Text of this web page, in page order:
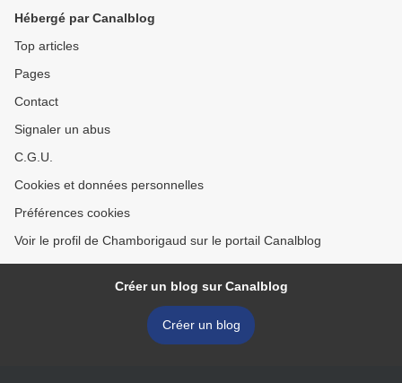
Hébergé par Canalblog
Top articles
Pages
Contact
Signaler un abus
C.G.U.
Cookies et données personnelles
Préférences cookies
Voir le profil de Chamborigaud sur le portail Canalblog
Créer un blog sur Canalblog
Créer un blog